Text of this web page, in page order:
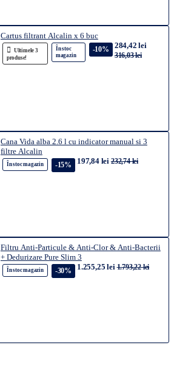
Cartus filtrant Alcalin x 6 buc
Ultimele 3
produse!
În stoc
magazin
-10% 284,42 lei
316,03 lei
Cana Vida alba 2.6 l cu indicator manual si 3
filtre Alcalin
În stoc magazin -15% 197,84 lei 232,74 lei
Filtru Anti-Particule & Anti-Clor & Anti-Bacterii
+ Dedurizare Pure Slim 3
În stoc magazin -30% 1.255,25 lei 1.793,22 lei